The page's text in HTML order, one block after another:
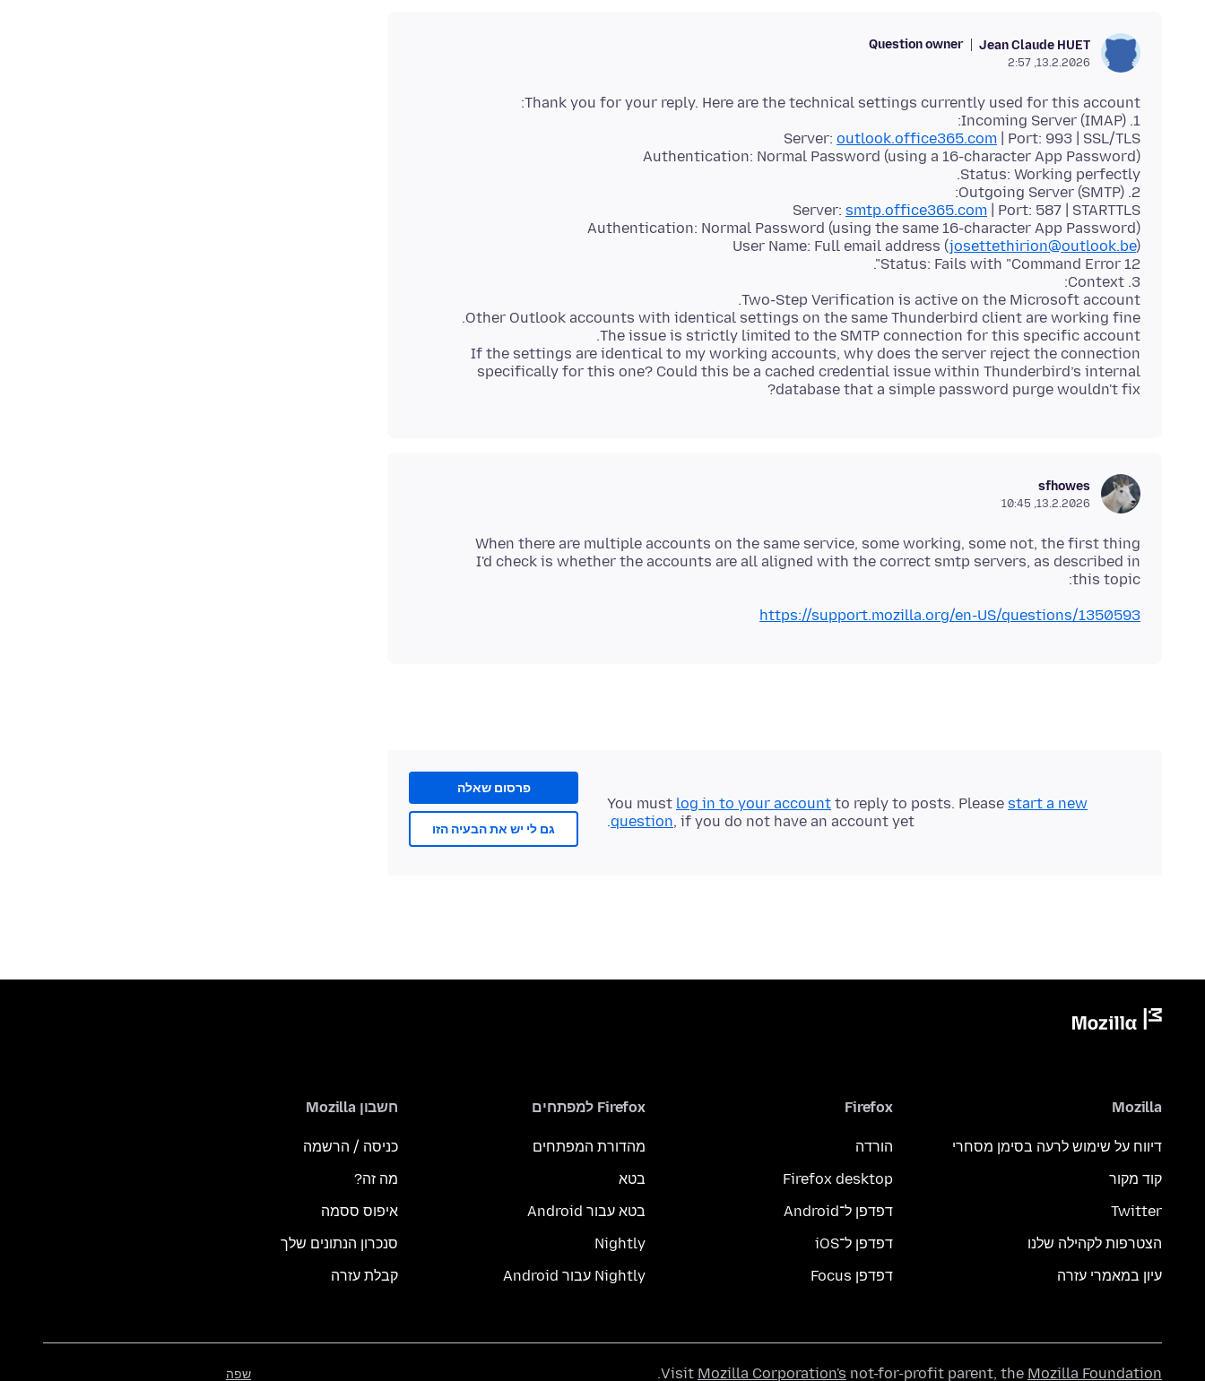
Jean Claude HUET
Question owner
13.2.2026, 2:57
Server: outlook.office365.com
Server: smtp.office365.com
User Name: Full email address (josettethirion@outlook.be
If the settings are identical to my working accounts, why does the server reject the connection
specifically for this one? Could this be a cached credential issue within Thunderbird’s internal
database that a simple password purge wouldn't fix?
sfhowes
13.2.2026, 10:45
When there are multiple accounts on the same service, some working, some not, the first thing
I'd check is whether the accounts are all aligned with the correct smtp servers, as described in
this topic:
https://support.mozilla.org/en-US/questions/1350593
פרסום שאלה
גם לי יש את הבעיה הזו
You must log in to your account to reply to posts. Please start a new
question, if you do not have an account yet.
Mozilla
דיווח על שימוש לרעה בסימן מסחרי
קוד מקור
Twitter
הצטרפות לקהילה שלנו
עיון במאמרי עזרה
Firefox
הורדה
Firefox desktop
דפדפן ל־Android
דפדפן ל־iOS
דפדפן Focus
Firefox למפתחים
מהדורת המפתחים
בטא
בטא עבור Android
Nightly
Nightly עבור Android
חשבון Mozilla
כניסה / הרשמה
מה זה?
איפוס ססמה
סנכרון הנתונים שלך
קבלת עזרה
שפה Visit Mozilla Corporation's not-for-profit parent, the Mozilla Foundation
.